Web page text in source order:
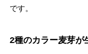
です。
2種のカラー麦芽が